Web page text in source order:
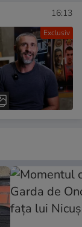
Exclusiv
16:13